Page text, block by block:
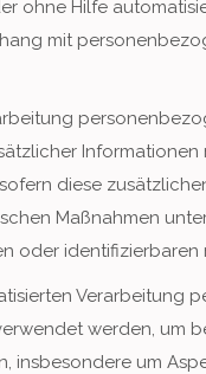
ohne Hilfe
mit
diese
Maßnahmen
oder
Verarbeitung
werden, um
insbesondere um